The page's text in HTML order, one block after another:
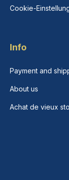
Cookie-
Info
Payment and
About us
Achat de vieux